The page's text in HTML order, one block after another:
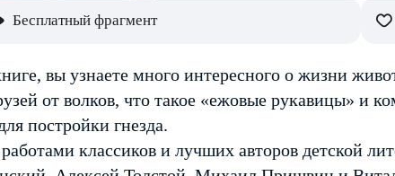
Бесплатный фрагмент
вы узнаете много интересного о жизни
от волков, что такое «ежовые рукавицы» и
постройки гнезда.
классиков и лучших авторов детской